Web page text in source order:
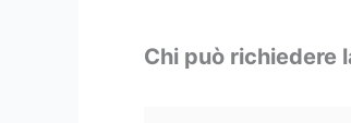
Chi può richiedere